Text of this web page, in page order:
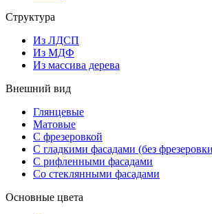
Структура
Из ЛДСП
Из МДФ
Из массива дерева
Внешний вид
Глянцевые
Матовые
С фрезеровкой
С гладкими фасадами (без
С рифленными фасадами
Со стеклянными фасадами
Основные цвета